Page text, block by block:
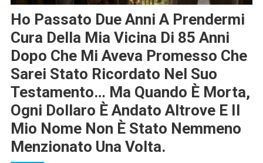
Ho Passato Due Anni A Prendermi
Cura Della Mia Vicina Di 85 Anni
Dopo Che Mi Aveva Promesso Che
Sarei Stato Ricordato Nel Suo
Testamento… Ma Quando È Morta,
Ogni Dollaro È Andato Altrove E Il
Mio Nome Non È Stato Nemmeno
Menzionato Una Volta.